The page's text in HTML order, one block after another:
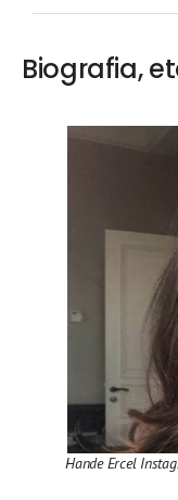
Biografia,
Hande Ercel